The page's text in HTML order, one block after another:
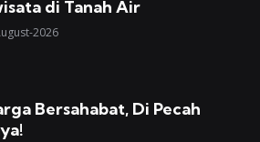
di Tanah Air
2026
Bersahabat, Di Pecah